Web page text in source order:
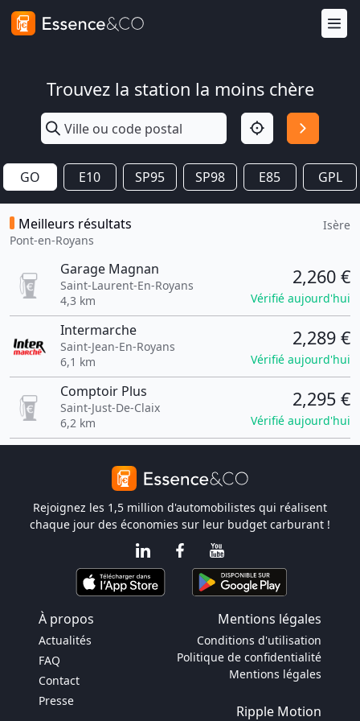
Trouvez la station la moins chère
GO E10 SP95 SP98 E85 GPL
Meilleurs résultats
Pont-en-Royans
Isère
Garage Magnan
Saint-Laurent-En-Royans
4,3 km
2,260 €
Vérifié aujourd'hui
Intermarche
Saint-Jean-En-Royans
6,1 km
2,289 €
Vérifié aujourd'hui
Comptoir Plus
Saint-Just-De-Claix
6,2 km
2,295 €
Vérifié aujourd'hui
Rejoignez les 1,5 million d'automobilistes qui réalisent
chaque jour des économies sur leur budget carburant !
À propos Mentions légales
Actualités
FAQ
Contact
Presse
Conditions d'utilisation
Politique de confidentialité
Mentions légales
Ripple Motion